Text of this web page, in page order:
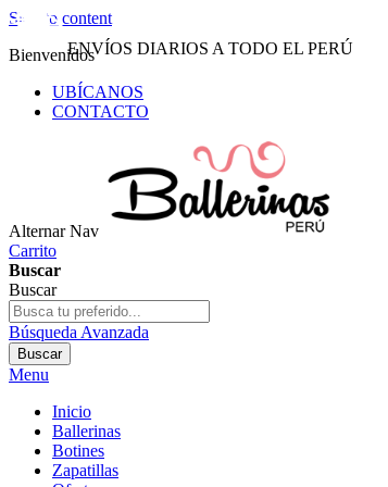
ENVÍOS DIARIOS A TODO EL PERÚ
Skip to content
Bienvenidos
UBÍCANOS
CONTACTO
Alternar Nav
Carrito
Buscar
Buscar
Búsqueda Avanzada
Buscar
Menu
Inicio
Ballerinas
Botines
Zapatillas